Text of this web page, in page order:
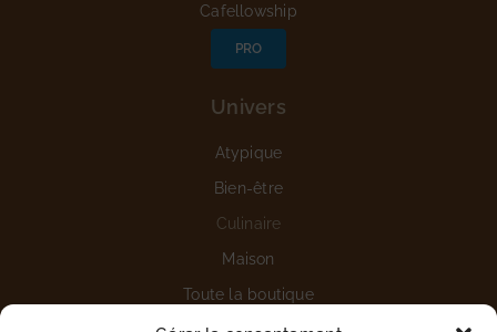
Cafellowship
PRO
Univers
Atypique
Bien-être
Culinaire
Maison
Toute la boutique